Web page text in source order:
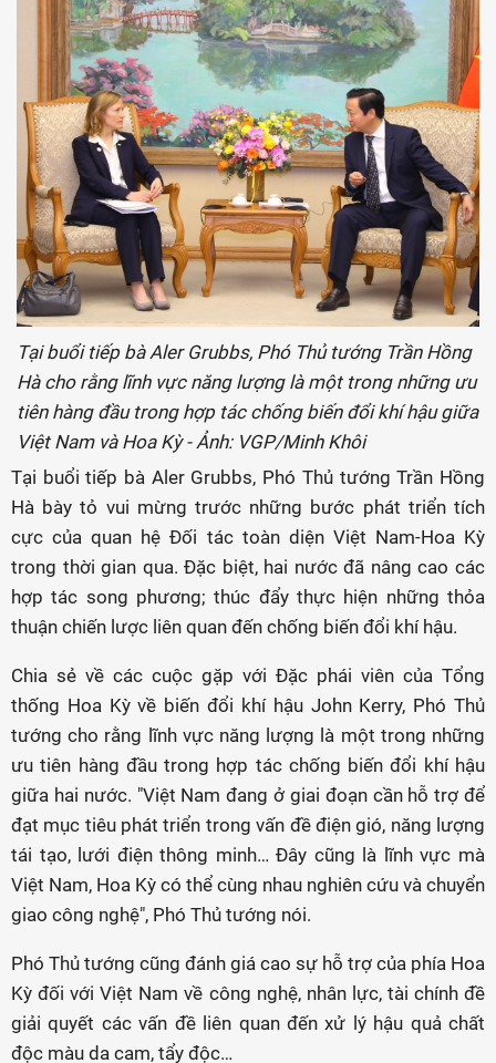
Tại buổi tiếp bà Aler Grubbs, Phó Thủ tướng Trần Hồng
Hà cho rằng lĩnh vực năng lượng là một trong những ưu
tiên hàng đầu trong hợp tác chống biến đổi khí hậu giữa
Việt Nam và Hoa Kỳ - Ảnh: VGP/Minh Khôi
Tại buổi tiếp bà Aler Grubbs, Phó Thủ tướng Trần Hồng
Hà bày tỏ vui mừng trước những bước phát triển tích
cực của quan hệ Đối tác toàn diện Việt Nam-Hoa Kỳ
trong thời gian qua. Đặc biệt, hai nước đã nâng cao các
hợp tác song phương; thúc đẩy thực hiện những thỏa
thuận chiến lược liên quan đến chống biến đổi khí hậu.
Chia sẻ về các cuộc gặp với Đặc phái viên của Tổng
thống Hoa Kỳ về biến đổi khí hậu John Kerry, Phó Thủ
tướng cho rằng lĩnh vực năng lượng là một trong những
ưu tiên hàng đầu trong hợp tác chống biến đổi khí hậu
giữa hai nước. "Việt Nam đang ở giai đoạn cần hỗ trợ để
đạt mục tiêu phát triển trong vấn đề điện gió, năng lượng
tái tạo, lưới điện thông minh… Đây cũng là lĩnh vực mà
Việt Nam, Hoa Kỳ có thể cùng nhau nghiên cứu và chuyển
giao công nghệ", Phó Thủ tướng nói.
Phó Thủ tướng cũng đánh giá cao sự hỗ trợ của phía Hoa
Kỳ đối với Việt Nam về công nghệ, nhân lực, tài chính đề
giải quyết các vấn đề liên quan đến xử lý hậu quả chất
độc màu da cam, tẩy độc…